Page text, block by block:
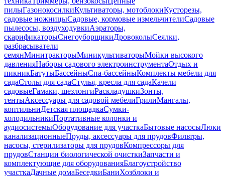
пилыГазонокосилкиКультиваторы, мотоблокиКусторезы,
садовые ножницыСадовые, кормовые измельчителиСадовые
пылесосы, воздуходувкиАэраторы,
скарификаторыСнегоуборщикиДровоколыСеялки,
разбрасыватели
семянМинитракторыМиникультиваторыМойки высокого
давленияНаборы садового электроинструментаОтдых и
пикникБатутыБассейныСпа-бассейныКомплекты мебели для
садаСтолы для садаСтулья, кресла для садаКачели
садовыеГамаки, шезлонгиРаскладушкиЗонты,
тентыАксессуары для садовой мебелиГрилиМангалы,
коптильниДетская площадкаСумки-
холодильникиПортативные колонки и
аудиосистемыОборудование для участкаБытовые насосыЛюки
канализационныеПруды, аксессуары для прудовФильтры,
насосы, стерилизаторы для прудовКомпрессоры для
прудовСтанции биологической очисткиЗапчасти и
комплектующие для оборудованияБлагоустройство
участкаДачные домаБеседкиБаниХозблоки и